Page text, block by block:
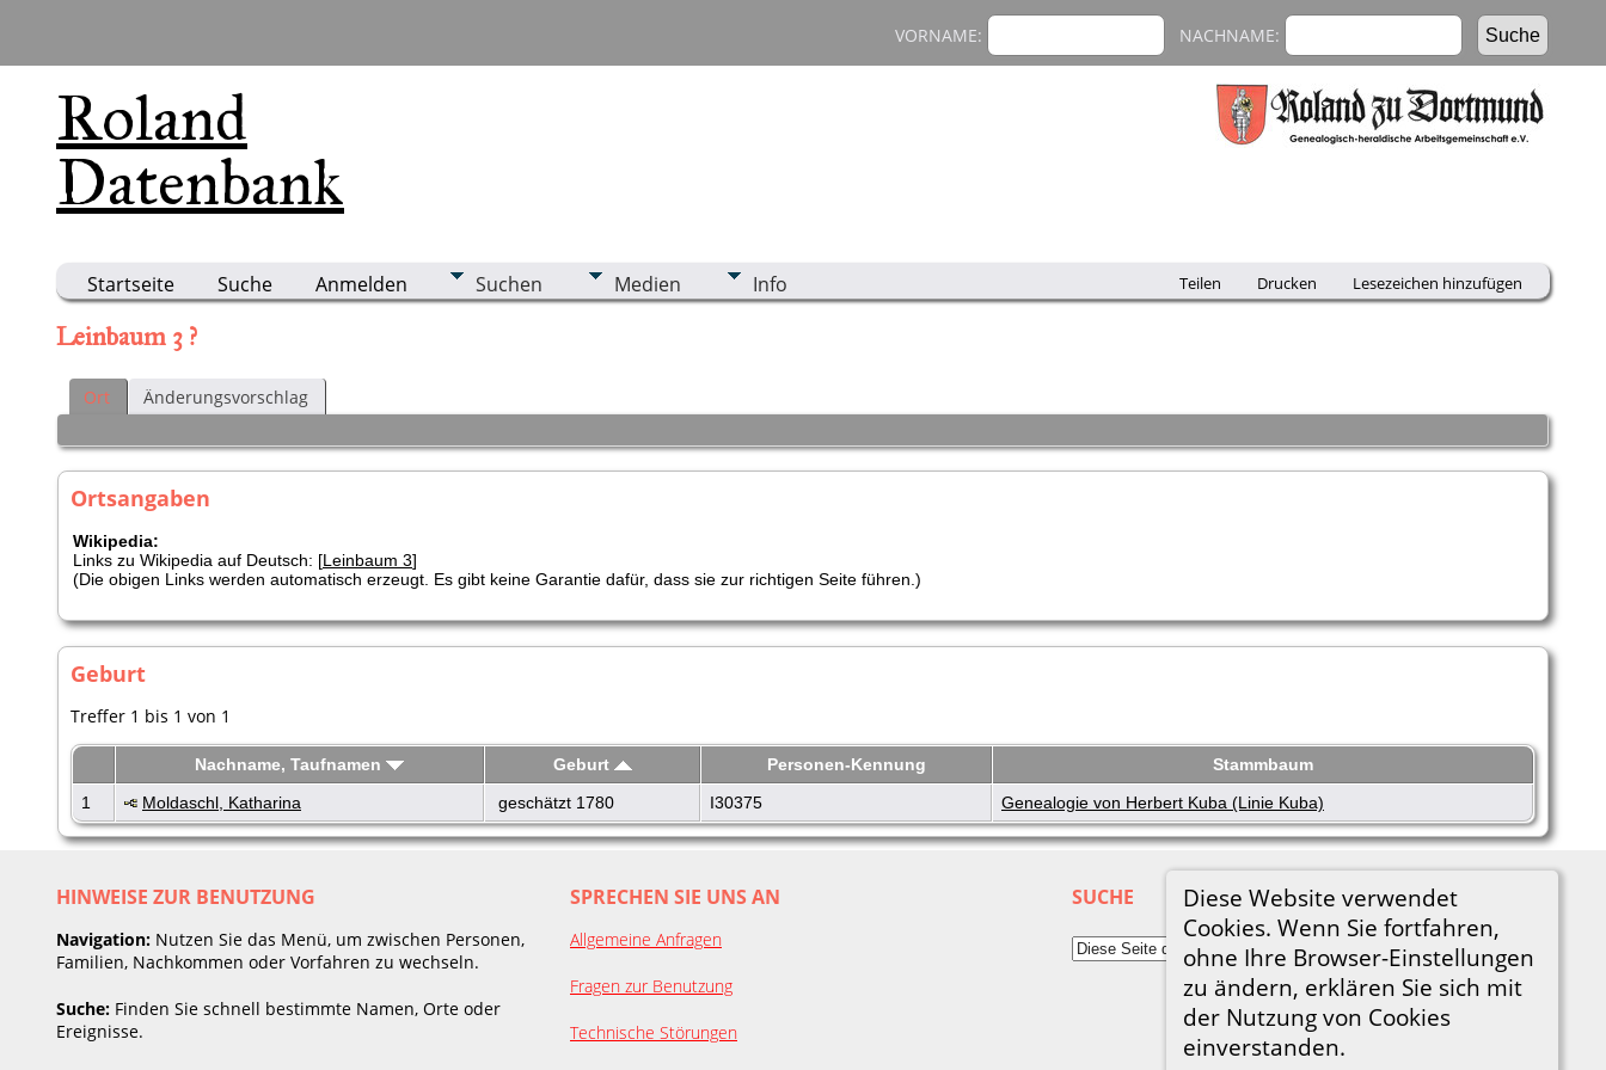
Roland
Datenbank
VORNAME: NACHNAME:
Startseite Suche Anmelden Suchen Medien Info Teilen Drucken Lesezeichen hinzufügen
Diese Website verwendet
Cookies. Wenn Sie fortfahren,
ohne Ihre Browser-Einstellungen
zu ändern, erklären Sie sich mit
der Nutzung von Cookies
einverstanden.
Leinbaum 3 ?
Ort Änderungsvorschlag
Ortsangaben
Wikipedia:
Links zu Wikipedia auf Deutsch: [Leinbaum 3]
(Die obigen Links werden automatisch erzeugt. Es gibt keine Garantie dafür, dass sie zur richtigen Seite führen.)
Geburt
Treffer 1 bis 1 von 1
Nachname, Taufnamen Geburt Personen-Kennung
Stammbaum
1
Moldaschl, Katharina geschätzt 1780 I30375 Genealogie von Herbert Kuba (Linie Kuba)
HINWEISE ZUR BENUTZUNG
Navigation: Nutzen Sie das Menü, um zwischen Personen,
Familien, Nachkommen oder Vorfahren zu wechseln.
Suche: Finden Sie schnell bestimmte Namen, Orte oder
Ereignisse.
SPRECHEN SIE UNS AN
Allgemeine Anfragen
Fragen zur Benutzung
Technische Störungen
SUCHE